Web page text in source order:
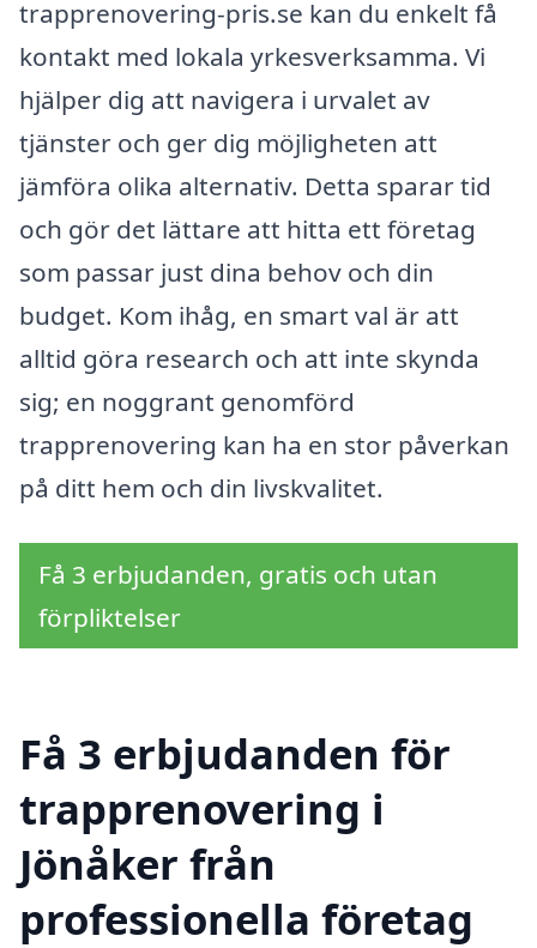
trapprenovering-pris.se kan du enkelt få
kontakt med lokala yrkesverksamma. Vi
hjälper dig att navigera i urvalet av
tjänster och ger dig möjligheten att
jämföra olika alternativ. Detta sparar tid
och gör det lättare att hitta ett företag
som passar just dina behov och din
budget. Kom ihåg, en smart val är att
alltid göra research och att inte skynda
sig; en noggrant genomförd
trapprenovering kan ha en stor påverkan
på ditt hem och din livskvalitet.
Få 3 erbjudanden, gratis och utan
förpliktelser
Få 3 erbjudanden för
trapprenovering i
Jönåker från
professionella företag